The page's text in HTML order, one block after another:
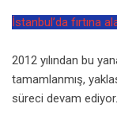
İstanbul’da fırtına
2012 yılından bu
tamamlanmış,
süreci devam ediyor.